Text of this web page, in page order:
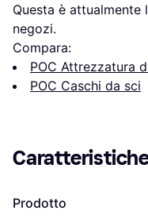
Questa è
negozi.
Compara:
POC Attrezzatura
POC Caschi da sci
Prodotto